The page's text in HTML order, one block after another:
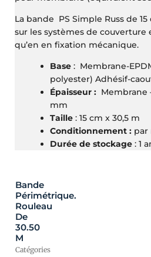
La bande PS Simple Russ de
sur les systèmes de
qu’en en fixation mécanique.
Base : Membrane-
polyester) Adhésif-
Épaisseur : Membrane
mm
Taille : 15 cm x 30,5 m
Conditionnement : par
Durée de stockage : 1
Bande
Périmétrique.
Rouleau
De
30.50
M
Catégories